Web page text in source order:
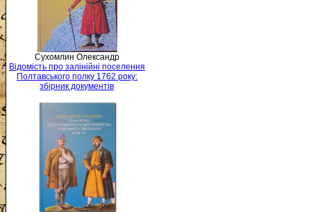
Сухомлин Олександр
Відомість про залінійні поселення
Полтавського полку 1762 року:
збірник документів